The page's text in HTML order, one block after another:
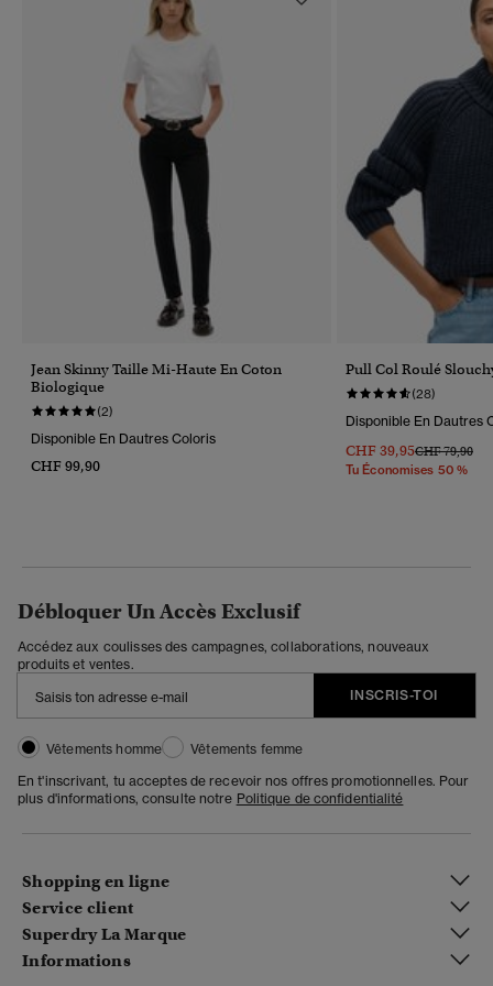
Jean Skinny Taille Mi-Haute En Coton
Biologique
(2)
Disponible En Dautres Coloris
CHF 99,90
Pull Col Roulé
(28)
Disponible En Dautres
CHF 39,95Prix Réduit De
CHF 79,90À
Tu Économises 50 %
Débloquer Un Accès Exclusif
Accédez aux coulisses des campagnes, collaborations, nouveaux
produits et ventes.
INSCRIS-TOI
Vêtements homme
Vêtements femme
En t'inscrivant, tu acceptes de recevoir nos offres promotionnelles. Pour
plus d'informations, consulte notre Politique de confidentialité
Shopping en ligne
Service client
Superdry La Marque
Informations